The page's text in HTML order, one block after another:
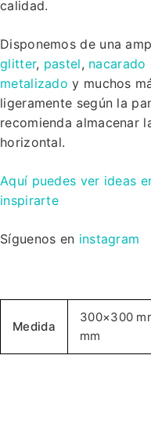
calidad.
Disponemos de una
glitter, pastel,
metalizado y muchos
ligeramente según la
recomienda almacenar
horizontal.
Aquí puedes ver ideas
inspirarte
Síguenos en instagram
Medida
300×300
mm